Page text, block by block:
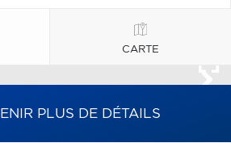
CARTE
PLUS DE DÉTAILS